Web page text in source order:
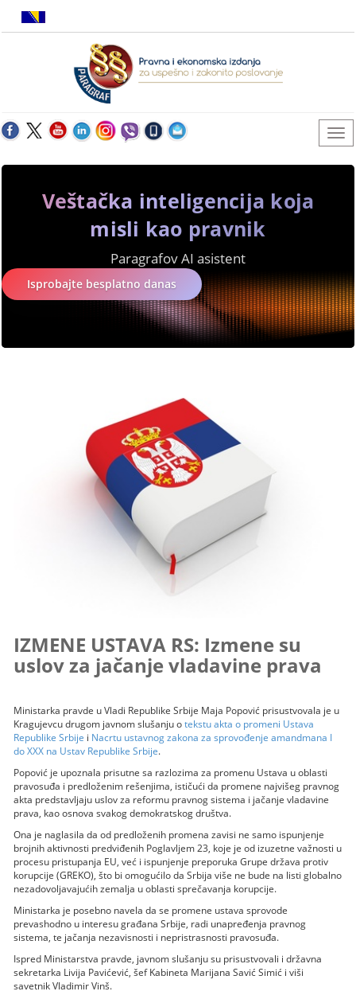
Veštačka inteligencija koja
misli kao pravnik
Paragrafov AI asistent
Isprobajte besplatno danas
IZMENE USTAVA RS: Izmene su
uslov za jačanje vladavine prava
Ministarka pravde u Vladi Republike Srbije Maja Popović prisustvovala je u
Kragujevcu drugom javnom slušanju otekstu akta o promeni Ustava
Republike Srbije i Nacrtu ustavnog zakona za sprovođenje amandmana I
do XXX na Ustav Republike Srbije.
Popović je upoznala prisutne sa razlozima za promenu Ustava u oblasti
pravosuđa i predloženim rešenjima, ističući da promene najvišeg pravnog
akta predstavljaju uslov za reformu pravnog sistema i jačanje vladavine
prava, kao osnova svakog demokratskog društva.
Ona je naglasila da od predloženih promena zavisi ne samo ispunjenje
brojnih aktivnosti predviđenih Poglavljem 23, koje je od izuzetne važnosti u
procesu pristupanja EU, već i ispunjenje preporuka Grupe država protiv
korupcije (GREKO), što bi omogućilo da Srbija više ne bude na listi globalno
nezadovoljavajućih zemalja u oblasti sprečavanja korupcije.
Ministarka je posebno navela da se promene ustava sprovode
prevashodno u interesu građana Srbije, radi unapređenja pravnog
sistema, te jačanja nezavisnosti i nepristrasnosti pravosuđa.
Ispred Ministarstva pravde, javnom slušanju su prisustvovali i državna
sekretarka Livija Pavićević, šef Kabineta Marijana Savić Simić i viši
savetnik Vladimir Vinš.